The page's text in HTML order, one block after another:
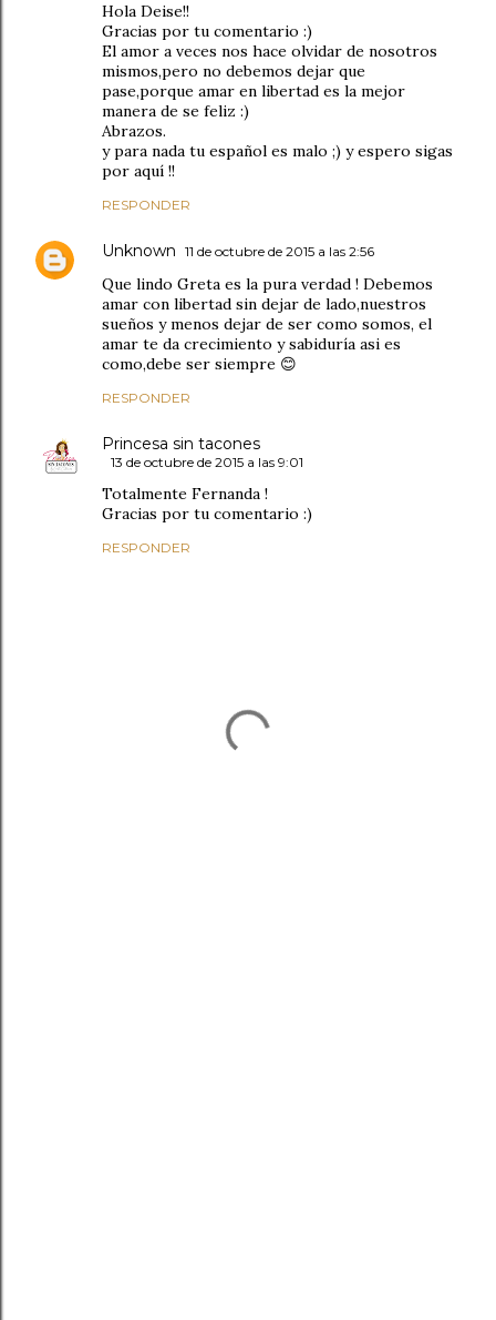
Hola Deise!!
Gracias por tu comentario :)
El amor a veces nos hace olvidar de nosotros
mismos,pero no debemos dejar que
pase,porque amar en libertad es la mejor
manera de se feliz :)
Abrazos.
y para nada tu español es malo ;) y espero sigas
por aquí !!
RESPONDER
Unknown 11 de octubre de 2015 a las 2:56
Que lindo Greta es la pura verdad ! Debemos
amar con libertad sin dejar de lado,nuestros
sueños y menos dejar de ser como somos, el
amar te da crecimiento y sabiduría asi es
como,debe ser siempre 😊
RESPONDER
Princesa sin tacones
13 de octubre de 2015 a las 9:01
Totalmente Fernanda !
Gracias por tu comentario :)
RESPONDER